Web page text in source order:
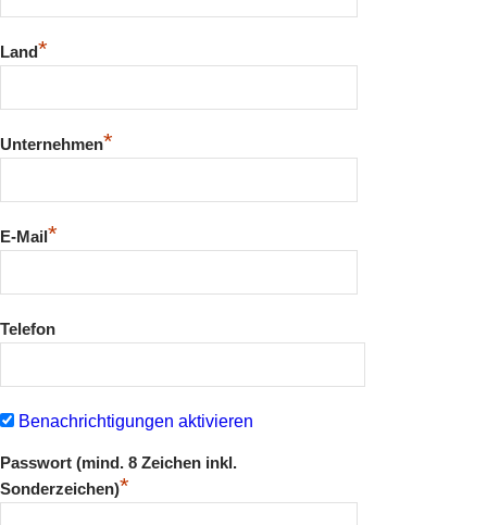
Land*
Unternehmen*
E-Mail*
Telefon
Benachrichtigungen aktivieren
Passwort (mind. 8 Zeichen inkl.
Sonderzeichen)*